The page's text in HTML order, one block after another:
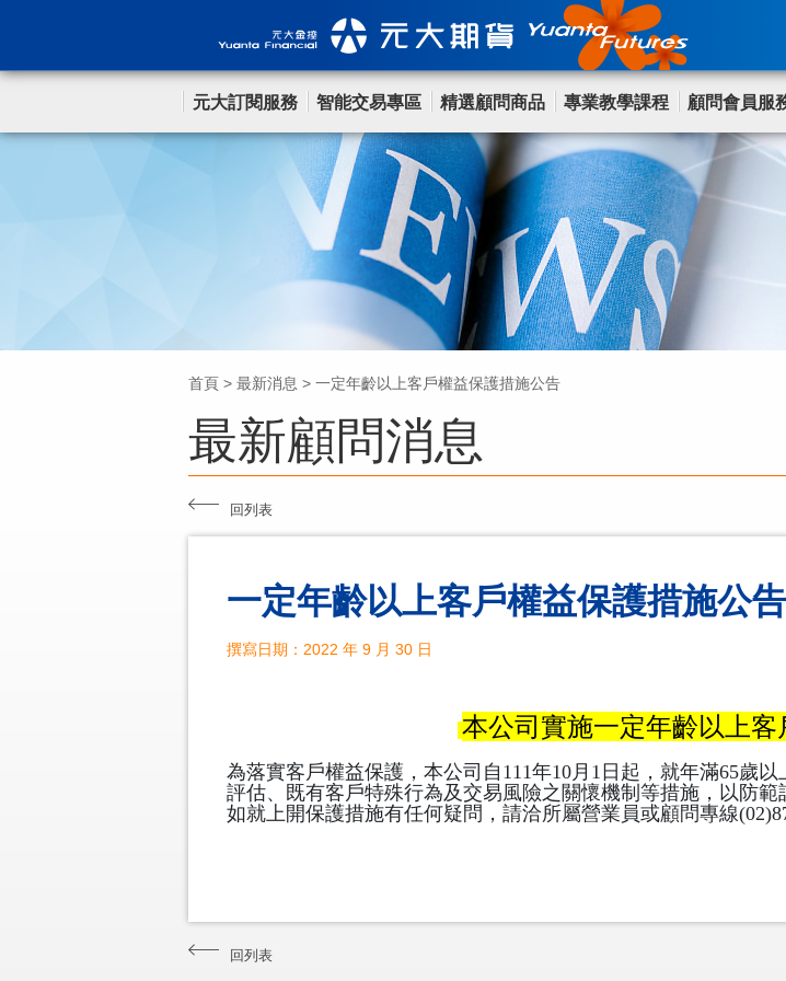
元大訂閱服務 智能交易專區 精選顧問商品 專業教學課程 顧問會員服
首頁 > 最新消息 > 一定年齡以上客戶權益保護措施公告
最新顧問消息
回列表
一定年齡以上客戶權益保護措施公告
撰寫日期：2022 年 9 月 30 日
本公司實施一定年齡以上
為落實客戶權益保護，本公司自111年10月1日起，就年滿65歲
評估、既有客戶特殊行為及交易風險之關懷機制等措施，以防
如就上開保護措施有任何疑問，請洽所屬營業員或顧問專線
回列表